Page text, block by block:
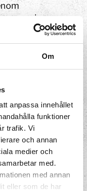
Om
anpassa innehållet
funktioner
trafik. Vi
och annan
medier och
med.
med annan
eller som de har
kraniet av 29
hjärnskålen.
så kallade
också
och stöder
och därmed
täta